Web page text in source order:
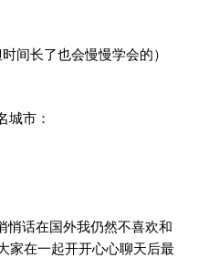
间长了也会慢慢学会的）
城市：
悄话在国外我仍然不喜欢和
家在一起开开心心聊天后最